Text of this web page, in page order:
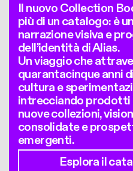
Il nuovo Collection
più di un catalogo: è
narrazione visiva e
dell’identità di Alias.
Un viaggio che
quarantacinque anni
cultura e
intrecciando prodotti
nuove collezioni,
consolidate e
emergenti.
Esplora il